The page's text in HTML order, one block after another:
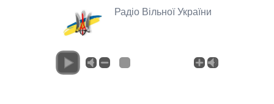
Радіо Вільної України